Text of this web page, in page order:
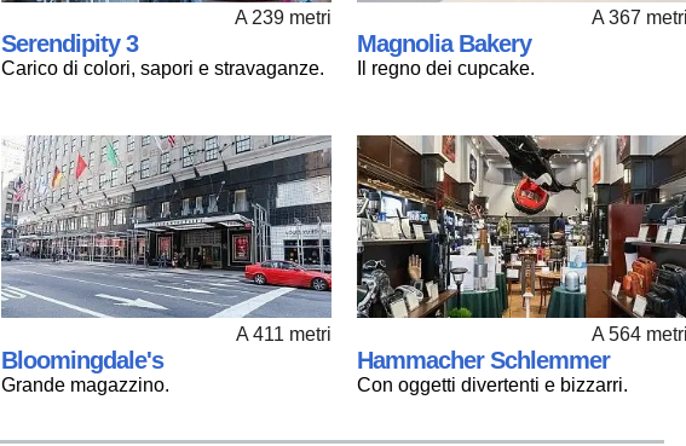
A 239 metri
Serendipity 3
Carico di colori, sapori e stravaganze.
A 367
Magnolia Bakery
Il regno dei cupcake.
A 411 metri
Bloomingdale's
Grande magazzino.
A 564
Hammacher Schlemmer
Con oggetti divertenti e bizzarri.